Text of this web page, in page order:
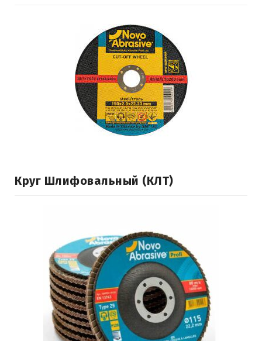
Круг Шлифовальный (КЛТ)